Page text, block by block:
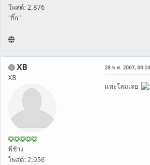
โพสต์: 2,876
"กิ๊ก"
XB
XB
พี่ช้าง
โพสต์: 2,056
28 พ.ค. 2007,
แทะโลมเลย